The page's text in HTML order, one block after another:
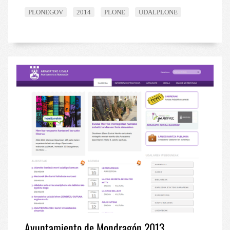
PLONEGOV 2014 PLONE UDALPLONE
VISITOR_PRIVACY_METADATA
YouTube
.youtube.com
Política de Privacidad de Google